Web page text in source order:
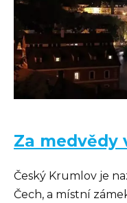
Za medvědy
Český Krumlov je
Čech, a místní